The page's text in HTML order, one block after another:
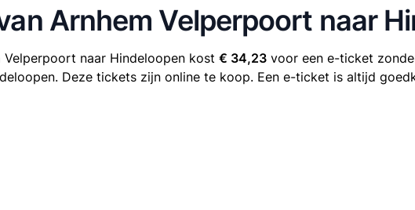
Arnhem Velperpoort naar
Velperpoort naar Hindeloopen kost € 34,23 voor een e-ticket
Deze tickets zijn online te koop. Een e-ticket is altijd